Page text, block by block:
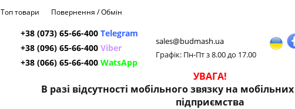
Топ товари Повернення / Обмін
+38 (073) 65-66-400 Telegram
+38 (096) 65-66-400 Viber
+38 (066) 65-66-400 WatsApp
sales@budmash.ua
Графік: Пн-Пт з 8.00 до 17.00
УВАГА!
В разі відсутності мобільного звязку на
підприємства